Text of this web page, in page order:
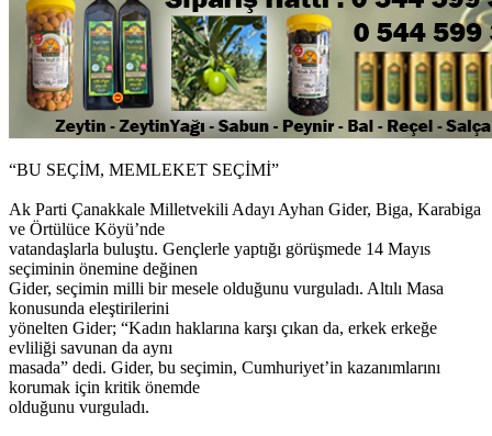
“BU SEÇİM, MEMLEKET SEÇİMİ”
Ak Parti Çanakkale Milletvekili Adayı Ayhan Gider, Biga, Karabiga
ve Örtülüce Köyü’nde
vatandaşlarla buluştu. Gençlerle yaptığı görüşmede 14 Mayıs
seçiminin önemine değinen
Gider, seçimin milli bir mesele olduğunu vurguladı. Altılı Masa
konusunda eleştirilerini
yönelten Gider; “Kadın haklarına karşı çıkan da, erkek erkeğe
evliliği savunan da aynı
masada” dedi. Gider, bu seçimin, Cumhuriyet’in kazanımlarını
korumak için kritik önemde
olduğunu vurguladı.